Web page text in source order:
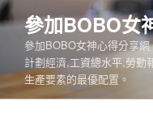
跳
至
內
參加BOBO女
參加BOBO女神心得分享
計劃經濟,工資總水平,勞動
生產要素的最優配置。